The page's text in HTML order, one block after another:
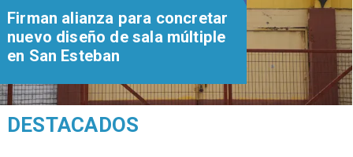
​​Firman alianza para concretar
nuevo diseño de sala múltiple
en San Esteban
DESTACADOS